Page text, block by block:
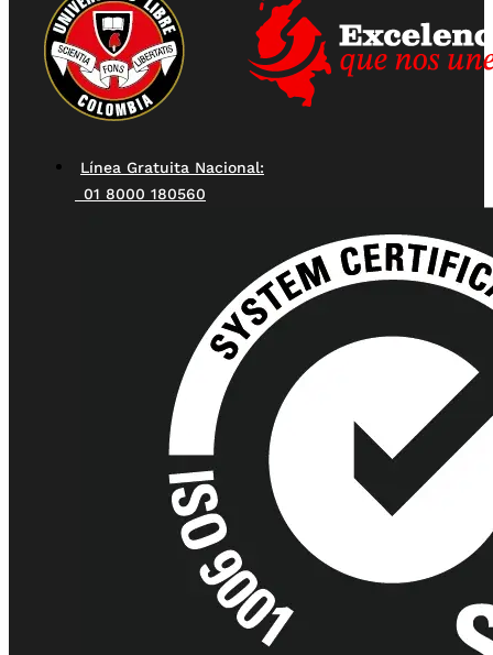
Línea Gratuita Nacional:
01 8000 180560